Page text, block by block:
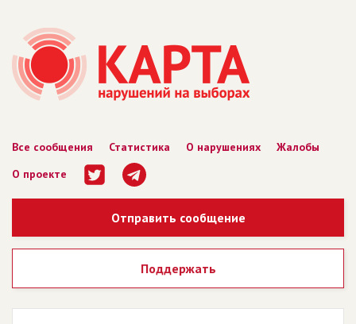
Все сообщения Статистика О нарушениях
Жалобы
О проекте
Отправить сообщение
Поддержать